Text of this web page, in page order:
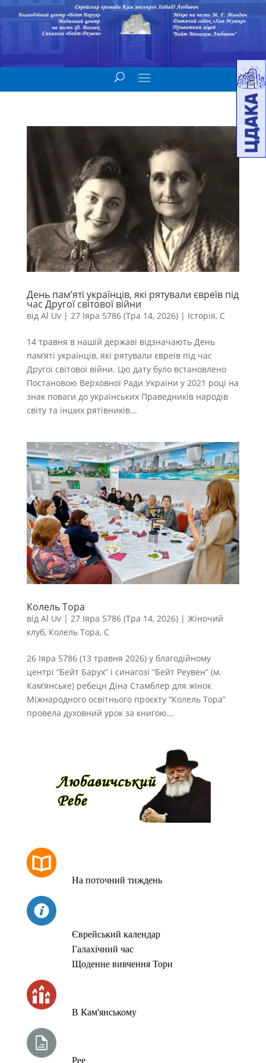
День пам’яті українців, які рятували євреїв під
час Другої світової війни
від Al Uv| 27 Іяра 5786 (Тра 14, 2026)| Історія, С
14 травня в нашій державі відзначають День
пам’яті українців, які рятували євреїв під час
Другої світової війни. Цю дату було встановлено
Постановою Верховної Ради України у 2021 році на
знак поваги до українських Праведників народів
світу та інших рятівників...
Колель Тора
від Al Uv| 27 Іяра 5786 (Тра 14, 2026)| Жіночий
клуб, Колель Тора, С
26 Іяра 5786 (13 травня 2026) у благодійному
центрі “Бейт Барух” і синагозі “Бейт Реувен” (м.
Кам’янське) ребецн Діна Стамблер для жінок
Міжнародного освітнього проєкту “Колель Тора”
провела духовний урок за книгою...
На поточний тиждень
Єврейський календар
Галахічний час
Щоденне вивчення Тори
В Кам'янському
Рее